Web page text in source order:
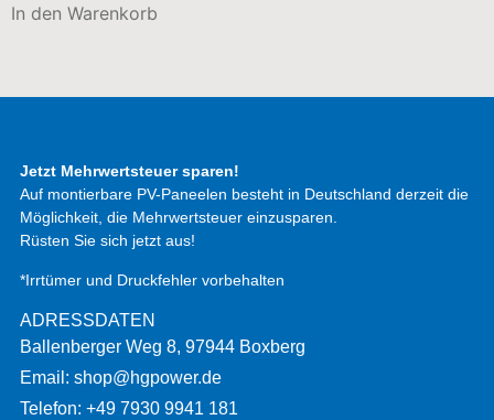
In den Warenkorb
Jetzt Mehrwertsteuer sparen!
Auf montierbare PV-Paneelen besteht in Deutschland derzeit die
Möglichkeit, die Mehrwertsteuer einzusparen.
Rüsten Sie sich jetzt aus!
*Irrtümer und Druckfehler vorbehalten
ADRESSDATEN
Ballenberger Weg 8, 97944 Boxberg
Email: shop@hgpower.de
Telefon: +49 7930 9941 181